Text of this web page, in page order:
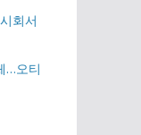
회서
…오티